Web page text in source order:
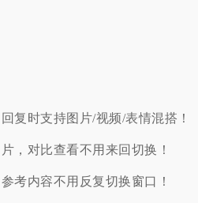
复时支持图片/视频/表情混搭！
，对比查看不用来回切换！
考内容不用反复切换窗口！